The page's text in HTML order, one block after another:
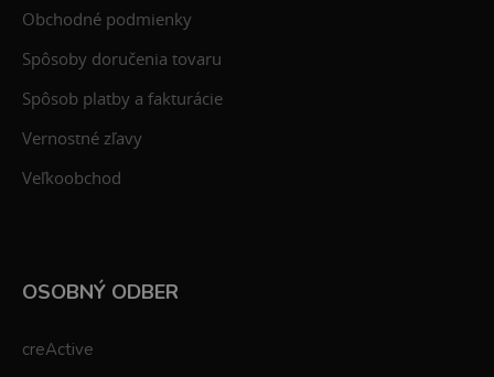
Obchodné podmienky
Spôsoby doručenia tovaru
Spôsob platby a fakturácie
Vernostné zľavy
Veľkoobchod
OSOBNÝ ODBER
creActive